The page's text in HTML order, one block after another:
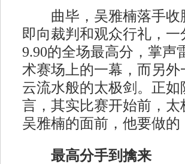
曲毕，吴雅楠落手收
即向裁判和观众行礼，
9.90的全场最高分，掌声
术赛场上的一幕，而另
云流水般的太极剑。正
言，其实比赛开始前，
吴雅楠的面前，他要做
最高分手到擒来